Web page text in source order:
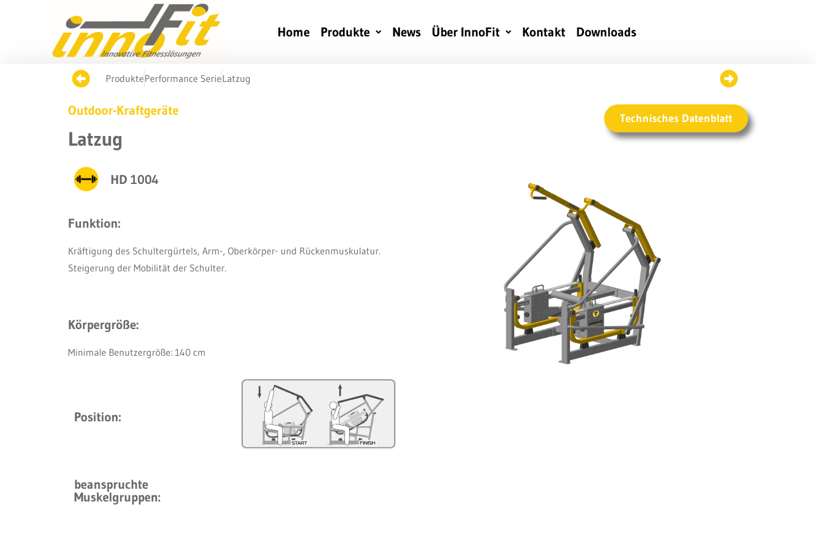
Home Produkte News Über InnoFit Kontakt Downloads
ProduktePerformance SerieLatzug
Outdoor-Kraftgeräte
Latzug
HD 1004
Funktion:
Kräftigung des Schultergürtels, Arm-, Oberkörper- und Rückenmuskulatur.
Steigerung der Mobilität der Schulter.
Körpergröße:
Minimale Benutzergröße: 140 cm
Position:
beanspruchte
Muskelgruppen:
Technisches Datenblatt